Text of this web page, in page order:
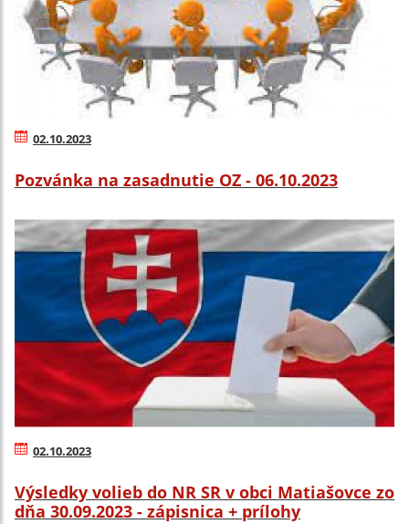
02.10.2023
Pozvánka na zasadnutie OZ - 06.10.2023
02.10.2023
Výsledky volieb do NR SR v obci Matiašovce zo
dňa 30.09.2023 - zápisnica + prílohy